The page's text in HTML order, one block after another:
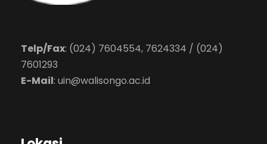
Telp/Fax: (024) 7604554, 7624334 / (024)
7601293
E-Mail: uin@walisongo.ac.id